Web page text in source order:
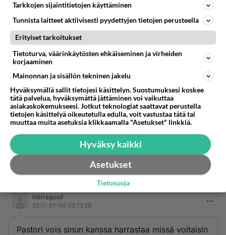
2017-01-03 18:04:59
Kuinkahan moni meidän sätti-poitsuja
fanittaakaan?Joskus siellä huoneessa tulee
sellanen vähä toivoton olo kun tajuaa ettei oo
mainituista kanssa. Mut sitten joskus kun on siellä
ihan aamusta kun esim mulkkis tulee aamukahville
ja juttelee jotain mullekin kun ei oo niin sitä
tungostakaan niin tulee kyllä ihan sellanen
Hervannan kuulumisia ja aikuisen miehen varmaa
otetta maailman ja Suomen ja sätinkin asioista.
Kommentoi
Härreguud
2017-01-05 05:13:29
Pastori vois sinun kanssa harrastaa missä voitaisin
Tarkkojen sijaintitietojen käyttäminen
Tunnista laitteet aktiivisesti pyydettyjen tietojen perusteella
Erityiset tarkoitukset
Tietoturva, väärinkäytösten ehkäiseminen ja virheiden
korjaaminen
Mainonnan ja sisällön tekninen jakelu
Hyväksymällä sallit tietojesi käsittelyn. Suostumuksesi koskee
tätä palvelua, hyväksymättä jättäminen voi vaikuttaa
asiakaskokemukseesi. Jotkut teknologiat saattavat perustella
tietojen käsittelyä oikeutetulla edulla, voit vastustaa tätä tai
muuttaa muita asetuksia klikkaamalla "Asetukset" linkkiä.
Hyväksy kaikki
Asetukset
Tietosuoja